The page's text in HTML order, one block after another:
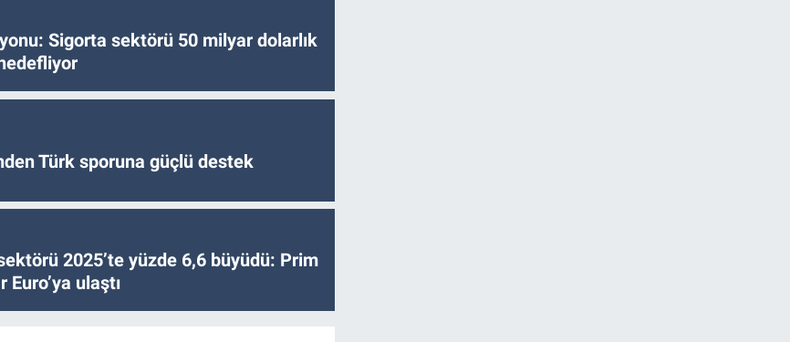
Sigorta sektörü 50 milyar dolarlık
Türk sporuna güçlü destek
2025’te yüzde 6,6 büyüdü: Prim
ulaştı